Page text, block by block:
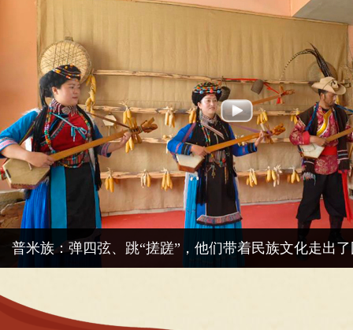
普米族：弹四弦、跳“搓蹉”，他们带着民族文化走出